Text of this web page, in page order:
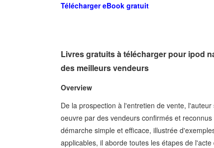
Télécharger eBook gratuit
Livres gratuits à télécharger pour ipod
des meilleurs vendeurs
Overview
De la prospection à l'entretien de vente,
oeuvre par des vendeurs confirmés et
démarche simple et efficace, illustrée
applicables, il aborde toutes les étapes de l'acte